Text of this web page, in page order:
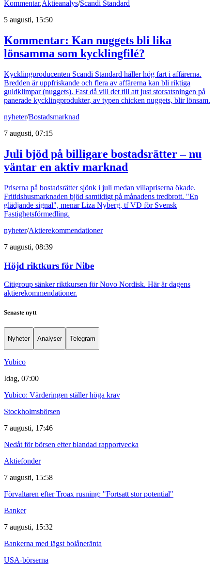
Kommentar,Aktieanalys/Scandi Standard
5 augusti, 15:50
Kommentar: Kan nuggets bli lika
lönsamma som kycklingfilé?
Kycklingproducenten Scandi Standard håller hög fart i affärerna.
Bredden är uppfriskande och flera av affärerna kan bli riktiga
guldklimpar (nuggets). Fast då vill det till att just storsatsningen på
panerade kycklingprodukter, av typen chicken nuggets, blir lönsam.
nyheter/Bostadsmarknad
7 augusti, 07:15
Juli bjöd på billigare bostadsrätter – nu
väntar en aktiv marknad
Priserna på bostadsrätter sjönk i juli medan villapriserna ökade.
Fritidshusmarknaden bjöd samtidigt på månadens tredbrott. "En
glädjande signal", menar Liza Nyberg, tf VD för Svensk
Fastighetsförmedling.
nyheter/Aktierekommendationer
7 augusti, 08:39
Höjd riktkurs för Nibe
Citigroup sänker riktkursen för Novo Nordisk. Här är dagens
aktierekommendationer.
Senaste nytt
Nyheter Analyser Telegram
Yubico
Idag, 07:00
Yubico: Värderingen ställer höga krav
Stockholmsbörsen
7 augusti, 17:46
Nedåt för börsen efter blandad rapportvecka
Aktiefonder
7 augusti, 15:58
Förvaltaren efter Troax rusning: "Fortsatt stor potential"
Banker
7 augusti, 15:32
Bankerna med lägst bolåneränta
USA-börserna